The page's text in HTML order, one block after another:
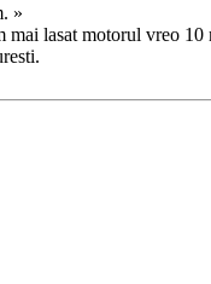
»
lasat motorul vreo